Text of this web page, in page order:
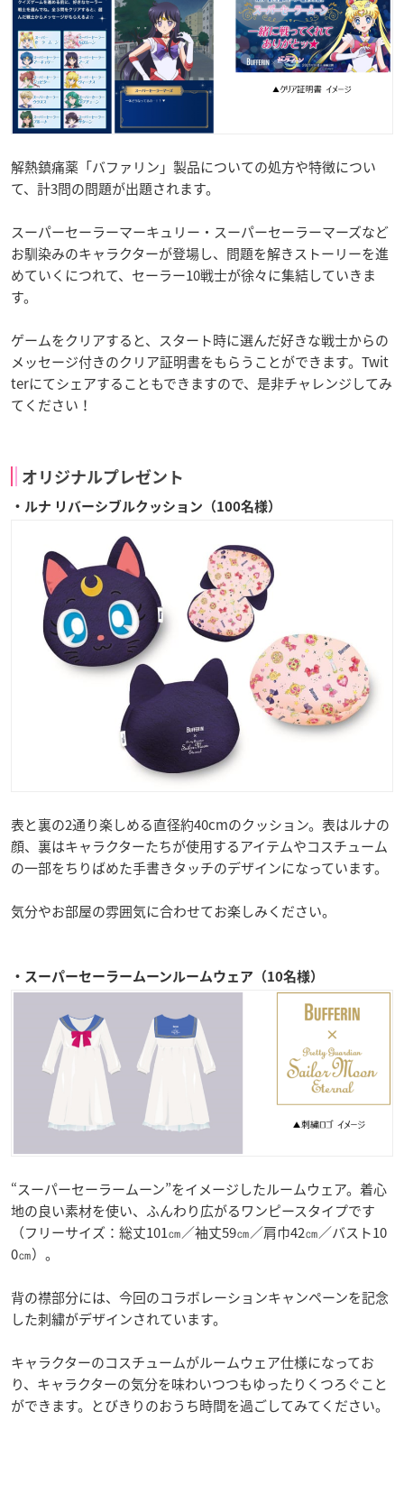
解熱鎮痛薬「バファリン」製品についての処方や特徴につい
て、計3問の問題が出題されます。
スーパーセーラーマーキュリー・スーパーセーラーマーズなど
お馴染みのキャラクターが登場し、問題を解きストーリーを進
めていくにつれて、セーラー10戦士が徐々に集結していきま
す。
ゲームをクリアすると、スタート時に選んだ好きな戦士からの
メッセージ付きのクリア証明書をもらうことができます。Twit
terにてシェアすることもできますので、是非チャレンジしてみ
てください！
オリジナルプレゼント
・ルナ リバーシブルクッション（100名様）
表と裏の2通り楽しめる直径約40cmのクッション。表はルナの
顔、裏はキャラクターたちが使用するアイテムやコスチューム
の一部をちりばめた手書きタッチのデザインになっています。
気分やお部屋の雰囲気に合わせてお楽しみください。
・スーパーセーラームーンルームウェア（10名様）
“スーパーセーラームーン”をイメージしたルームウェア。着心
地の良い素材を使い、ふんわり広がるワンピースタイプです
（フリーサイズ：総丈101㎝／袖丈59㎝／肩巾42㎝／バスト10
0㎝）。
背の襟部分には、今回のコラボレーションキャンペーンを記念
した刺繍がデザインされています。
キャラクターのコスチュームがルームウェア仕様になってお
り、キャラクターの気分を味わいつつもゆったりくつろぐこと
ができます。とびきりのおうち時間を過ごしてみてください。